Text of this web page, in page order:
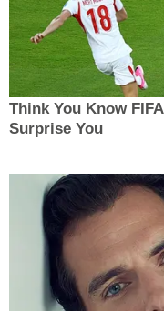
Think You Know
Surprise You